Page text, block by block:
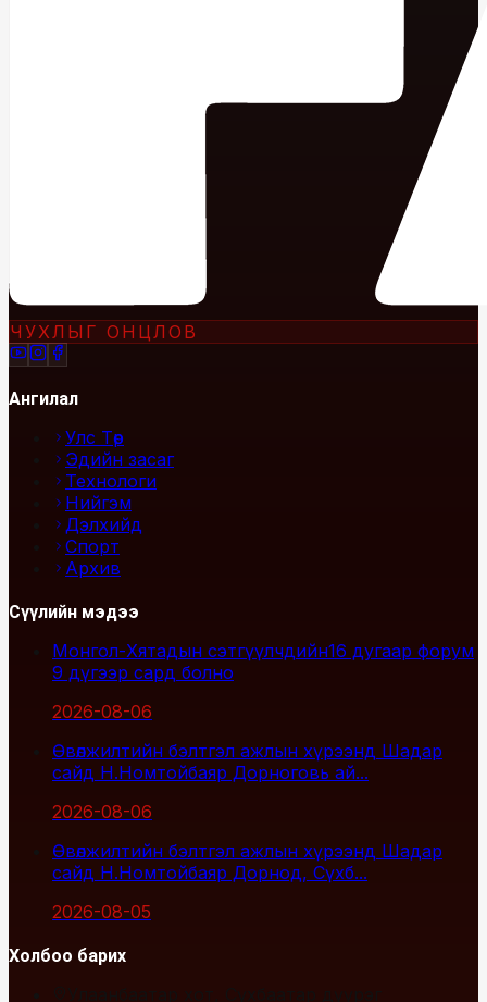
ЧУХЛЫГ ОНЦЛОВ
Ангилал
Улс Төр
Эдийн засаг
Технологи
Нийгэм
Дэлхийд
Спорт
Архив
Сүүлийн мэдээ
Монгол-Хятадын сэтгүүлчдийн16 дугаар форум
9 дүгээр сард болно
2026-08-06
Өвөлжилтийн бэлтгэл ажлын хүрээнд Шадар
сайд Н.Номтойбаяр Дорноговь ай...
2026-08-06
Өвөлжилтийн бэлтгэл ажлын хүрээнд Шадар
сайд Н.Номтойбаяр Дорнод, Сүхб...
2026-08-05
Холбоо барих